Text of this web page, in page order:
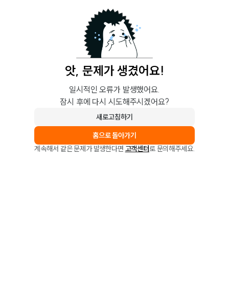
앗, 문제가 생겼어요!
일시적인 오류가 발생했어요.
잠시 후에 다시 시도해주시겠어요?
새로고침하기
홈으로 돌아가기
계속해서 같은 문제가 발생한다면 고객센터로 문의해주세요.